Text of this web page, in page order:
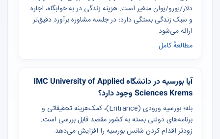
دلار/یورو/یوان متغیر است. هزینه زندگی در به خوابگاه، اجاره
و سبک زندگی بستگی دارد؛ در جلسه مشاوره برآورد دقیق‌تر
ارائه می‌شود.
مطالعهٔ کامل
آیا بورسیه در دانشگاه IMC University of Applied
Sciences Krems وجود دارد؟
بله؛ بورسیه ورودی (Entrance)، کمک‌هزینه تحقیقاتی و
برنامه‌های دولتی بسته به کشور مقصد قابل بررسی است.
زودتر اقدام کردن شانس بورسیه را افزایش می‌دهد.